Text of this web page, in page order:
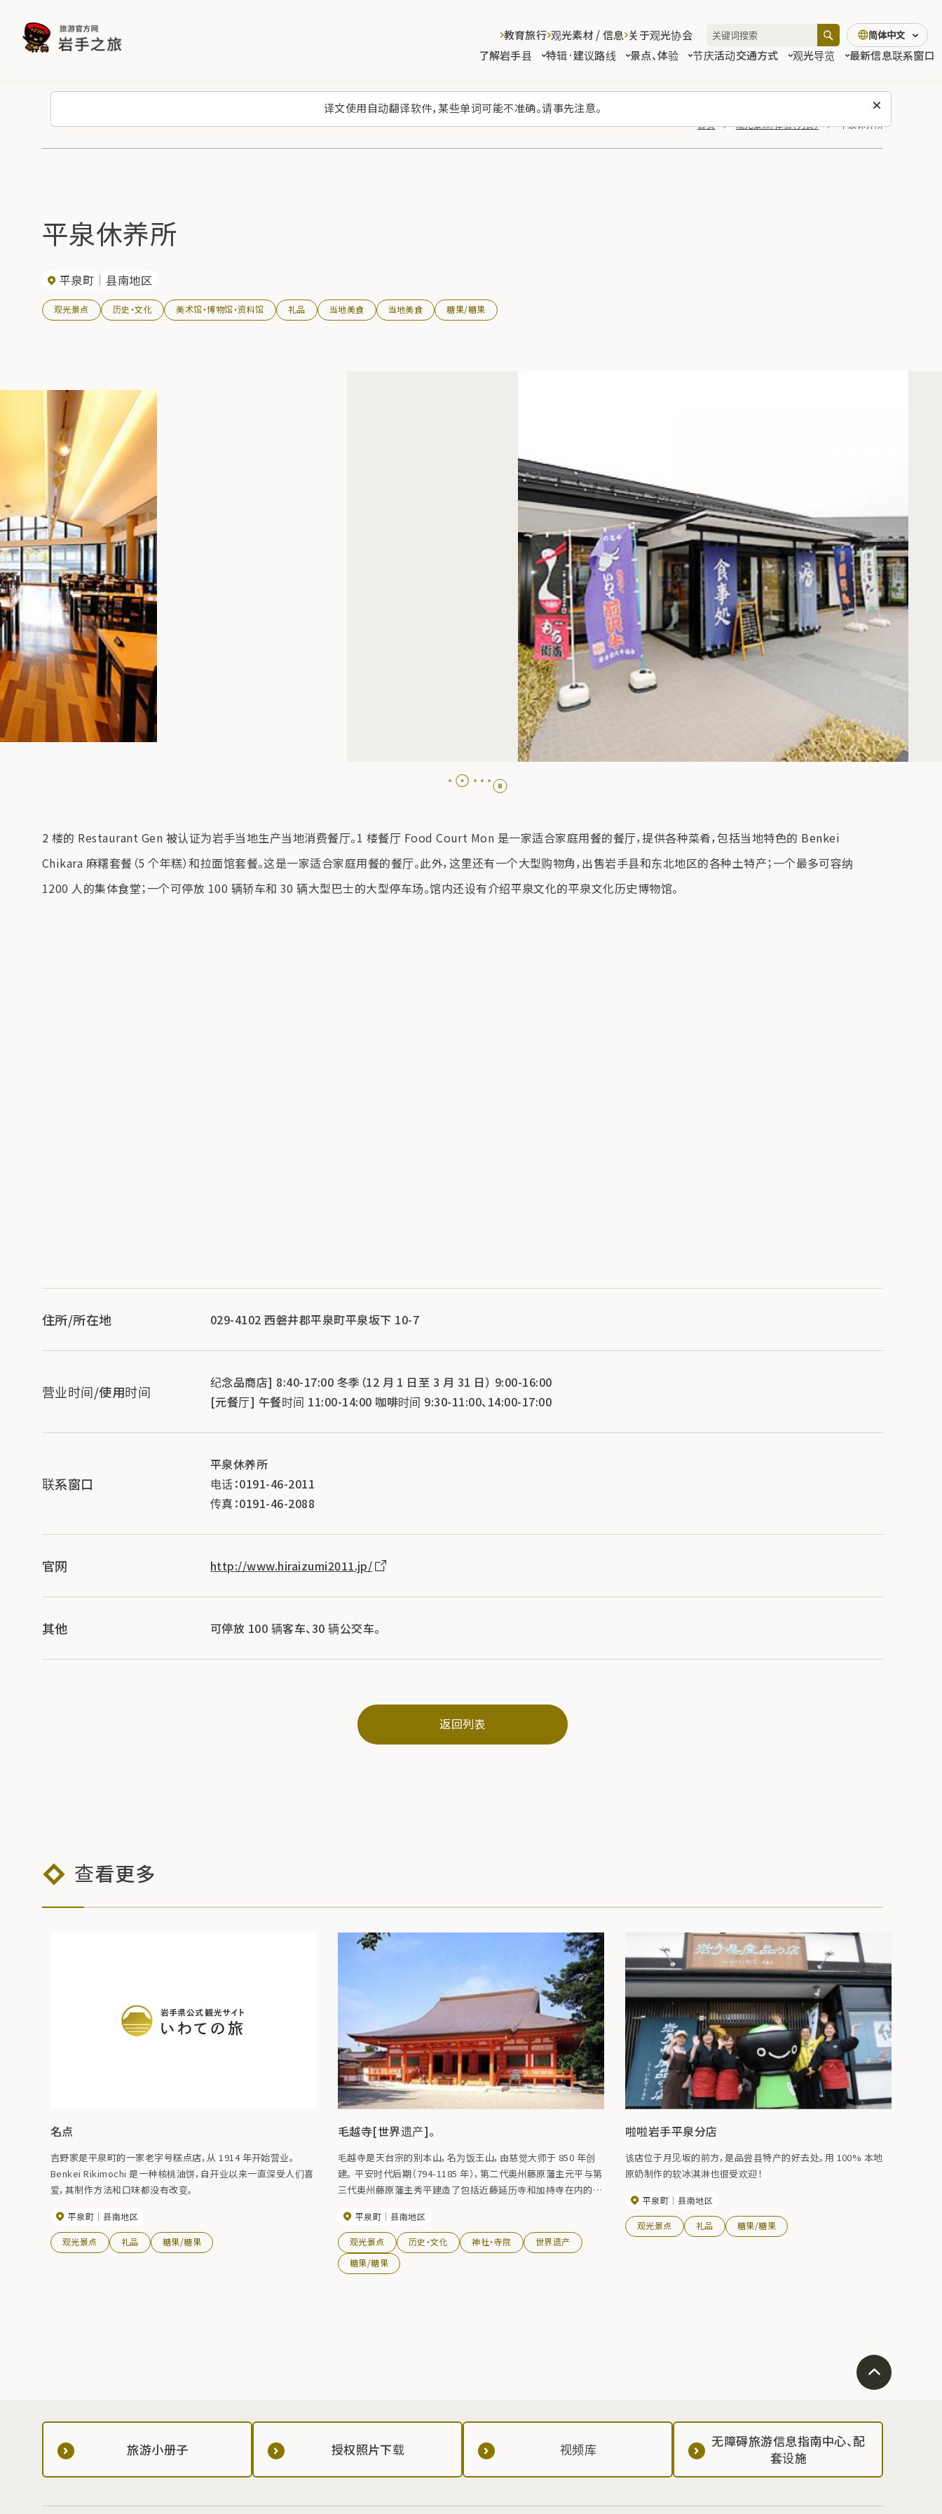
译文使用自动翻译软件，某些单词可能不准确。请事先注意。
了解岩手县 特辑·建议路线 景点、体验 节庆活动交通方式 观光导览 最新信息联系窗口
教育旅行 观光素材 / 信息 关于观光协会 简体中文
首页 观光景点/体验（列表） 平泉休养所
平泉休养所
平泉町 县南地区
观光景点 历史・文化 美术馆・博物馆・资料馆 礼品 当地美食 当地美食 糖果/糖果
2 楼的 Restaurant Gen 被认证为岩手当地生产当地消费餐厅。1 楼餐厅 Food Court Mon 是一家适合家庭用餐的餐厅，提供各种菜肴，包括当地特色的 Benkei
Chikara 麻糬套餐（5 个年糕）和拉面馆套餐。这是一家适合家庭用餐的餐厅。此外，这里还有一个大型购物角，出售岩手县和东北地区的各种土特产；一个最多可容纳
1200 人的集体食堂；一个可停放 100 辆轿车和 30 辆大型巴士的大型停车场。馆内还设有介绍平泉文化的平泉文化历史博物馆。
住所/所在地 029-4102 西磐井郡平泉町平泉坂下 10-7
营业时间/使用时间
纪念品商店] 8:40-17:00 冬季（12 月 1 日至 3 月 31 日） 9:00-16:00
[元餐厅] 午餐时间 11:00-14:00 咖啡时间 9:30-11:00、14:00-17:00
联系窗口
平泉休养所
电话：0191-46-2011
传真：0191-46-2088
官网 http://www.hiraizumi2011.jp/
其他 可停放 100 辆客车、30 辆公交车。
返回列表
查看更多
名点
吉野家是平泉町的一家老字号糕点店，从 1914 年开始营业。
Benkei Rikimochi 是一种核桃油饼，自开业以来一直深受人们喜
爱，其制作方法和口味都没有改变。
平泉町 县南地区
观光景点 礼品 糖果/糖果
毛越寺[世界遗产]。
毛越寺是天台宗的别本山，名为饭王山，由慈觉大师于 850 年创
建。 平安时代后期（794-1185 年），第二代奥州藤原藩主元平与第
三代奥州藤原藩主秀平建造了包括近藤延历寺和加持寺在内的宏
一无二的修行地之一。 虽然当时的寺庙建筑在多次灾害中不幸毁
于火灾，但以大泉池为中心的净土庭园和平安时代的寺庙建筑遗
迹保存得几乎完好，被国家指定为特别历史遗迹和特别名胜。
平泉町 县南地区
观光景点 历史・文化 神社・寺院
世界遗产
糖果/糖果
啦啦岩手平泉分店
该店位于月见坂的前方，是品尝县特产的好去处。用 100% 本地
原奶制作的软冰淇淋也很受欢迎！
平泉町 县南地区
观光景点 礼品 糖果/糖果
旅游小册子 授权照片下载 视频库
无障碍旅游信息指南中心、配
套设施